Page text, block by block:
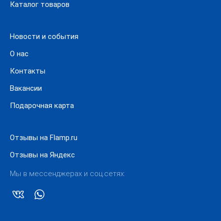
компаниями. Оплатить товар при получении можно
Каталог товаров
Новости и события
О нас
Контакты
Вакансии
Подарочная карта
Отзывы на Flamp.ru
Отзывы на Яндекс
Мы в мессенджерах и соц.сетях: